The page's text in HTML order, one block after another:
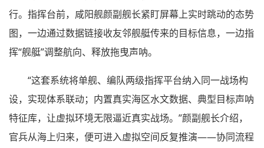
行。指挥台前，咸阳舰颜副舰长紧盯屏幕上实时跳动的态势
图，一边通过数据链接收友邻舰艇传来的目标信息，一边指
挥“舰艇”调整航向、释放拖曳声呐。
“这套系统将单舰、编队两级指挥平台纳入同一战场构
设，实现体系联动；内置真实海区水文数据、典型目标声呐
特征库，让虚拟环境无限逼近真实战场。”颜副舰长介绍，
官兵从海上归来，便可进入虚拟空间反复推演——协同流程